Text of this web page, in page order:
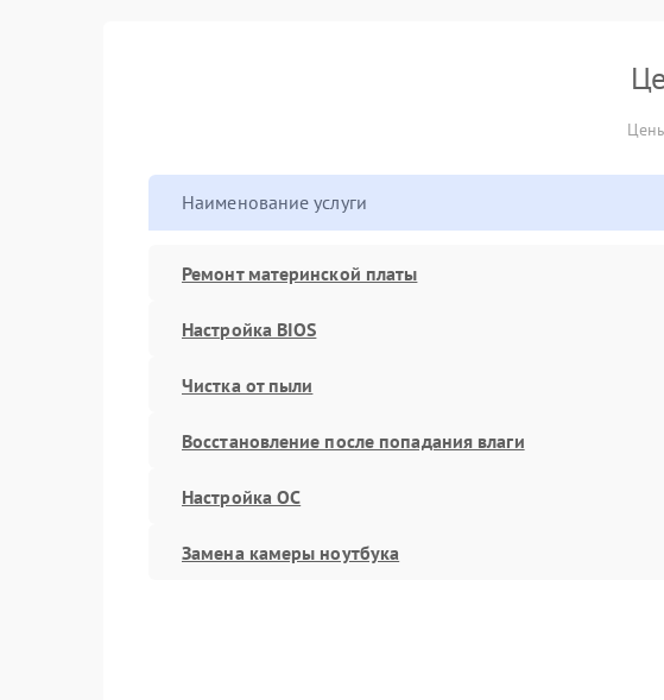
Наименование услуги
Ремонт материнской платы
Настройка BIOS
Чистка от пыли
Восстановление после попадания влаги
Настройка ОС
Замена камеры ноутбука